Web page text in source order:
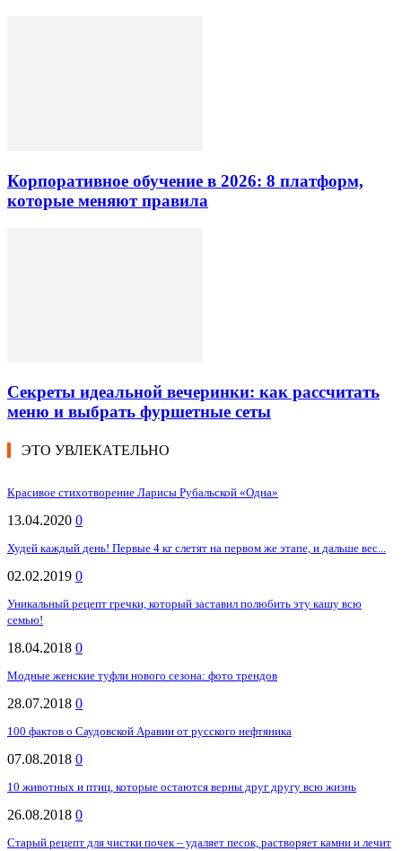
Корпоративное обучение в 2026: 8 платформ,
которые меняют правила
Секреты идеальной вечеринки: как рассчитать
меню и выбрать фуршетные сеты
ЭТО УВЛЕКАТЕЛЬНО
Красивое стихотворение Ларисы Рубальской «Одна»
13.04.2020 0
Худей каждый день! Первые 4 кг слетят на первом же этапе, и дальше вес...
02.02.2019 0
Уникальный рецепт гречки, который заставил полюбить эту кашу всю
семью!
18.04.2018 0
Модные женские туфли нового сезона: фото трендов
28.07.2018 0
100 фактов о Саудовской Аравии от русского нефтяника
07.08.2018 0
10 животных и птиц, которые остаются верны друг другу всю жизнь
26.08.2018 0
Старый рецепт для чистки почек – удаляет песок, растворяет камни и лечит